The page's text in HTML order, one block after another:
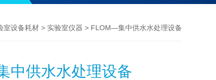
室设备耗材> 实验室仪器 > FLOM—集中供水水处理设备
中供水水处理设备